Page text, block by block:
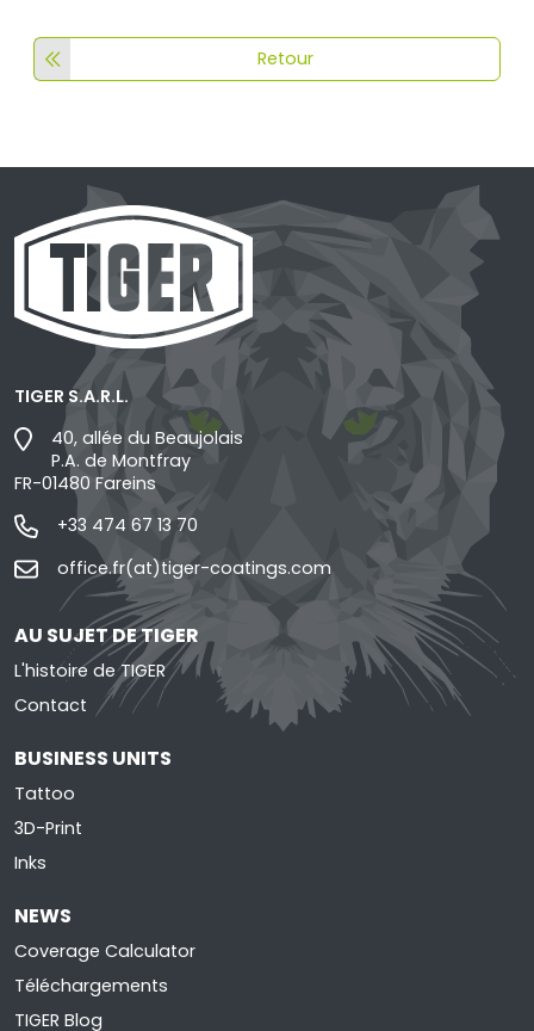
Retour
TIGER S.A.R.L.
40, allée du Beaujolais
P.A. de Montfray
FR-01480 Fareins
+33 474 67 13 70
office.fr(at)tiger-coatings.com
AU SUJET DE TIGER
L'histoire de TIGER
Contact
BUSINESS UNITS
Tattoo
3D-Print
Inks
NEWS
Coverage Calculator
Téléchargements
TIGER Blog